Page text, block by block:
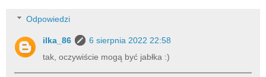
Odpowiedzi
ilka_86
6 sierpnia 2022 22:58
tak, oczywiście mogą być jabłka :)